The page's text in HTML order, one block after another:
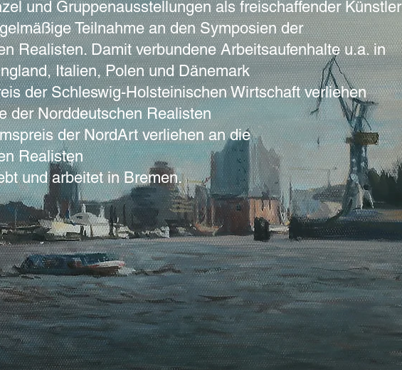
und Gruppenausstellungen als
Teilnahme an den Symposien der
Realisten. Damit verbundene Arbeitsaufenhalte u.a. in
Italien, Polen und Dänemark
der Schleswig-Holsteinischen Wirtschaft verliehen
der Norddeutschen Realisten
der NordArt verliehen an die
Realisten
und arbeitet in Bremen.